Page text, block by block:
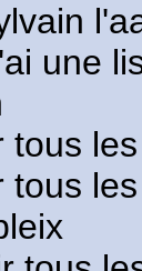
une
tous
tous